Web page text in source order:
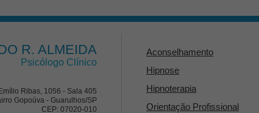
R. ALMEIDA
Psicólogo Clínico
Ribas, 1056 - Sala 405
Gopoúva - Guarulhos/SP
CEP: 07020-010
Aconselhamento
Hipnose
Hipnoterapia
Orientação Profissional